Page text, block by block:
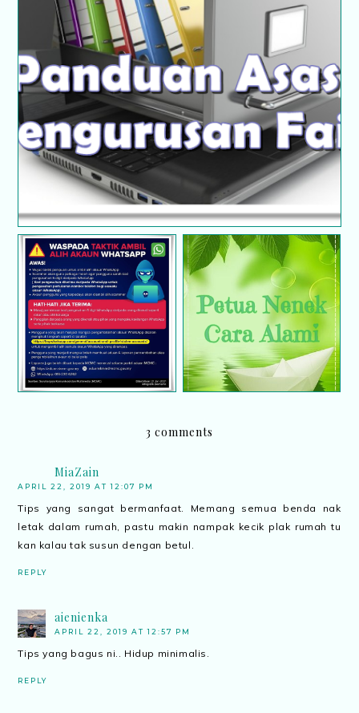
Panduan Asas Pengurusan Fail
Waspada taktik ambil
alih akaun Whatsapp
Cara alami hilangkan
panau
3 comments
MiaZain
APRIL 22, 2019 AT 12:07 PM
Tips yang sangat bermanfaat. Memang semua benda nak
letak dalam rumah, pastu makin nampak kecik plak rumah tu
kan kalau tak susun dengan betul.
REPLY
aienienka
APRIL 22, 2019 AT 12:57 PM
Tips yang bagus ni.. Hidup minimalis.
REPLY